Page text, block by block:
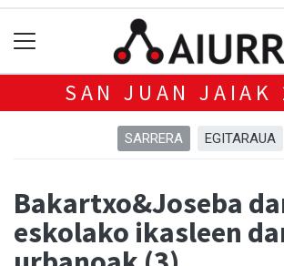
SAN JUAN JAIAK
SARRERA EGITARAUA
Bakartxo&Joseba
eskolako ikasleen